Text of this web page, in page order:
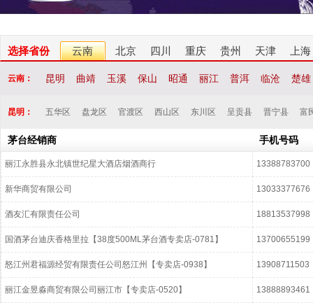
选择省份 云南 北京 四川 重庆 贵州 天津 上海
云南： 昆明 曲靖 玉溪 保山 昭通 丽江 普洱 临沧 楚雄
昆明： 五华区 盘龙区 官渡区 西山区 东川区 呈贡县 晋宁县 富
茅台经销商 手机号码
丽江永胜县永北镇世纪星大酒店烟酒商行 13388783700
新华商贸有限公司 13033377676
酒友汇有限责任公司 18813537998
国酒茅台迪庆香格里拉【38度500ML茅台酒专卖店-0781】 13700655199
怒江州君福源经贸有限责任公司怒江州【专卖店-0938】 13908711503
丽江金昱淼商贸有限公司丽江市【专卖店-0520】 13888893461